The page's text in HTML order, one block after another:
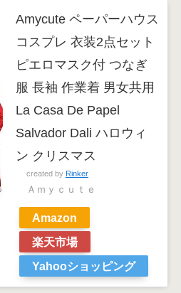
Amycute ペーパーハウス
コスプレ 衣装2点セット
ピエロマスク付 つなぎ
服 長袖 作業着 男女共用
La Casa De Papel
Salvador Dali ハロウィ
ン クリスマス
created by Rinker
Ａｍｙｃｕｔｅ
Amazon
楽天市場
Yahooショッピング